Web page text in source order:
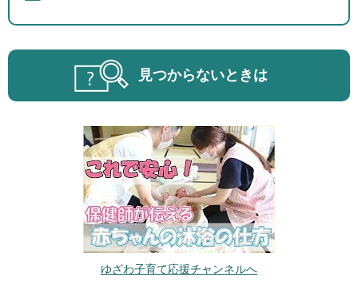
見つからないときは
ゆざわ子育て応援チャンネルへ